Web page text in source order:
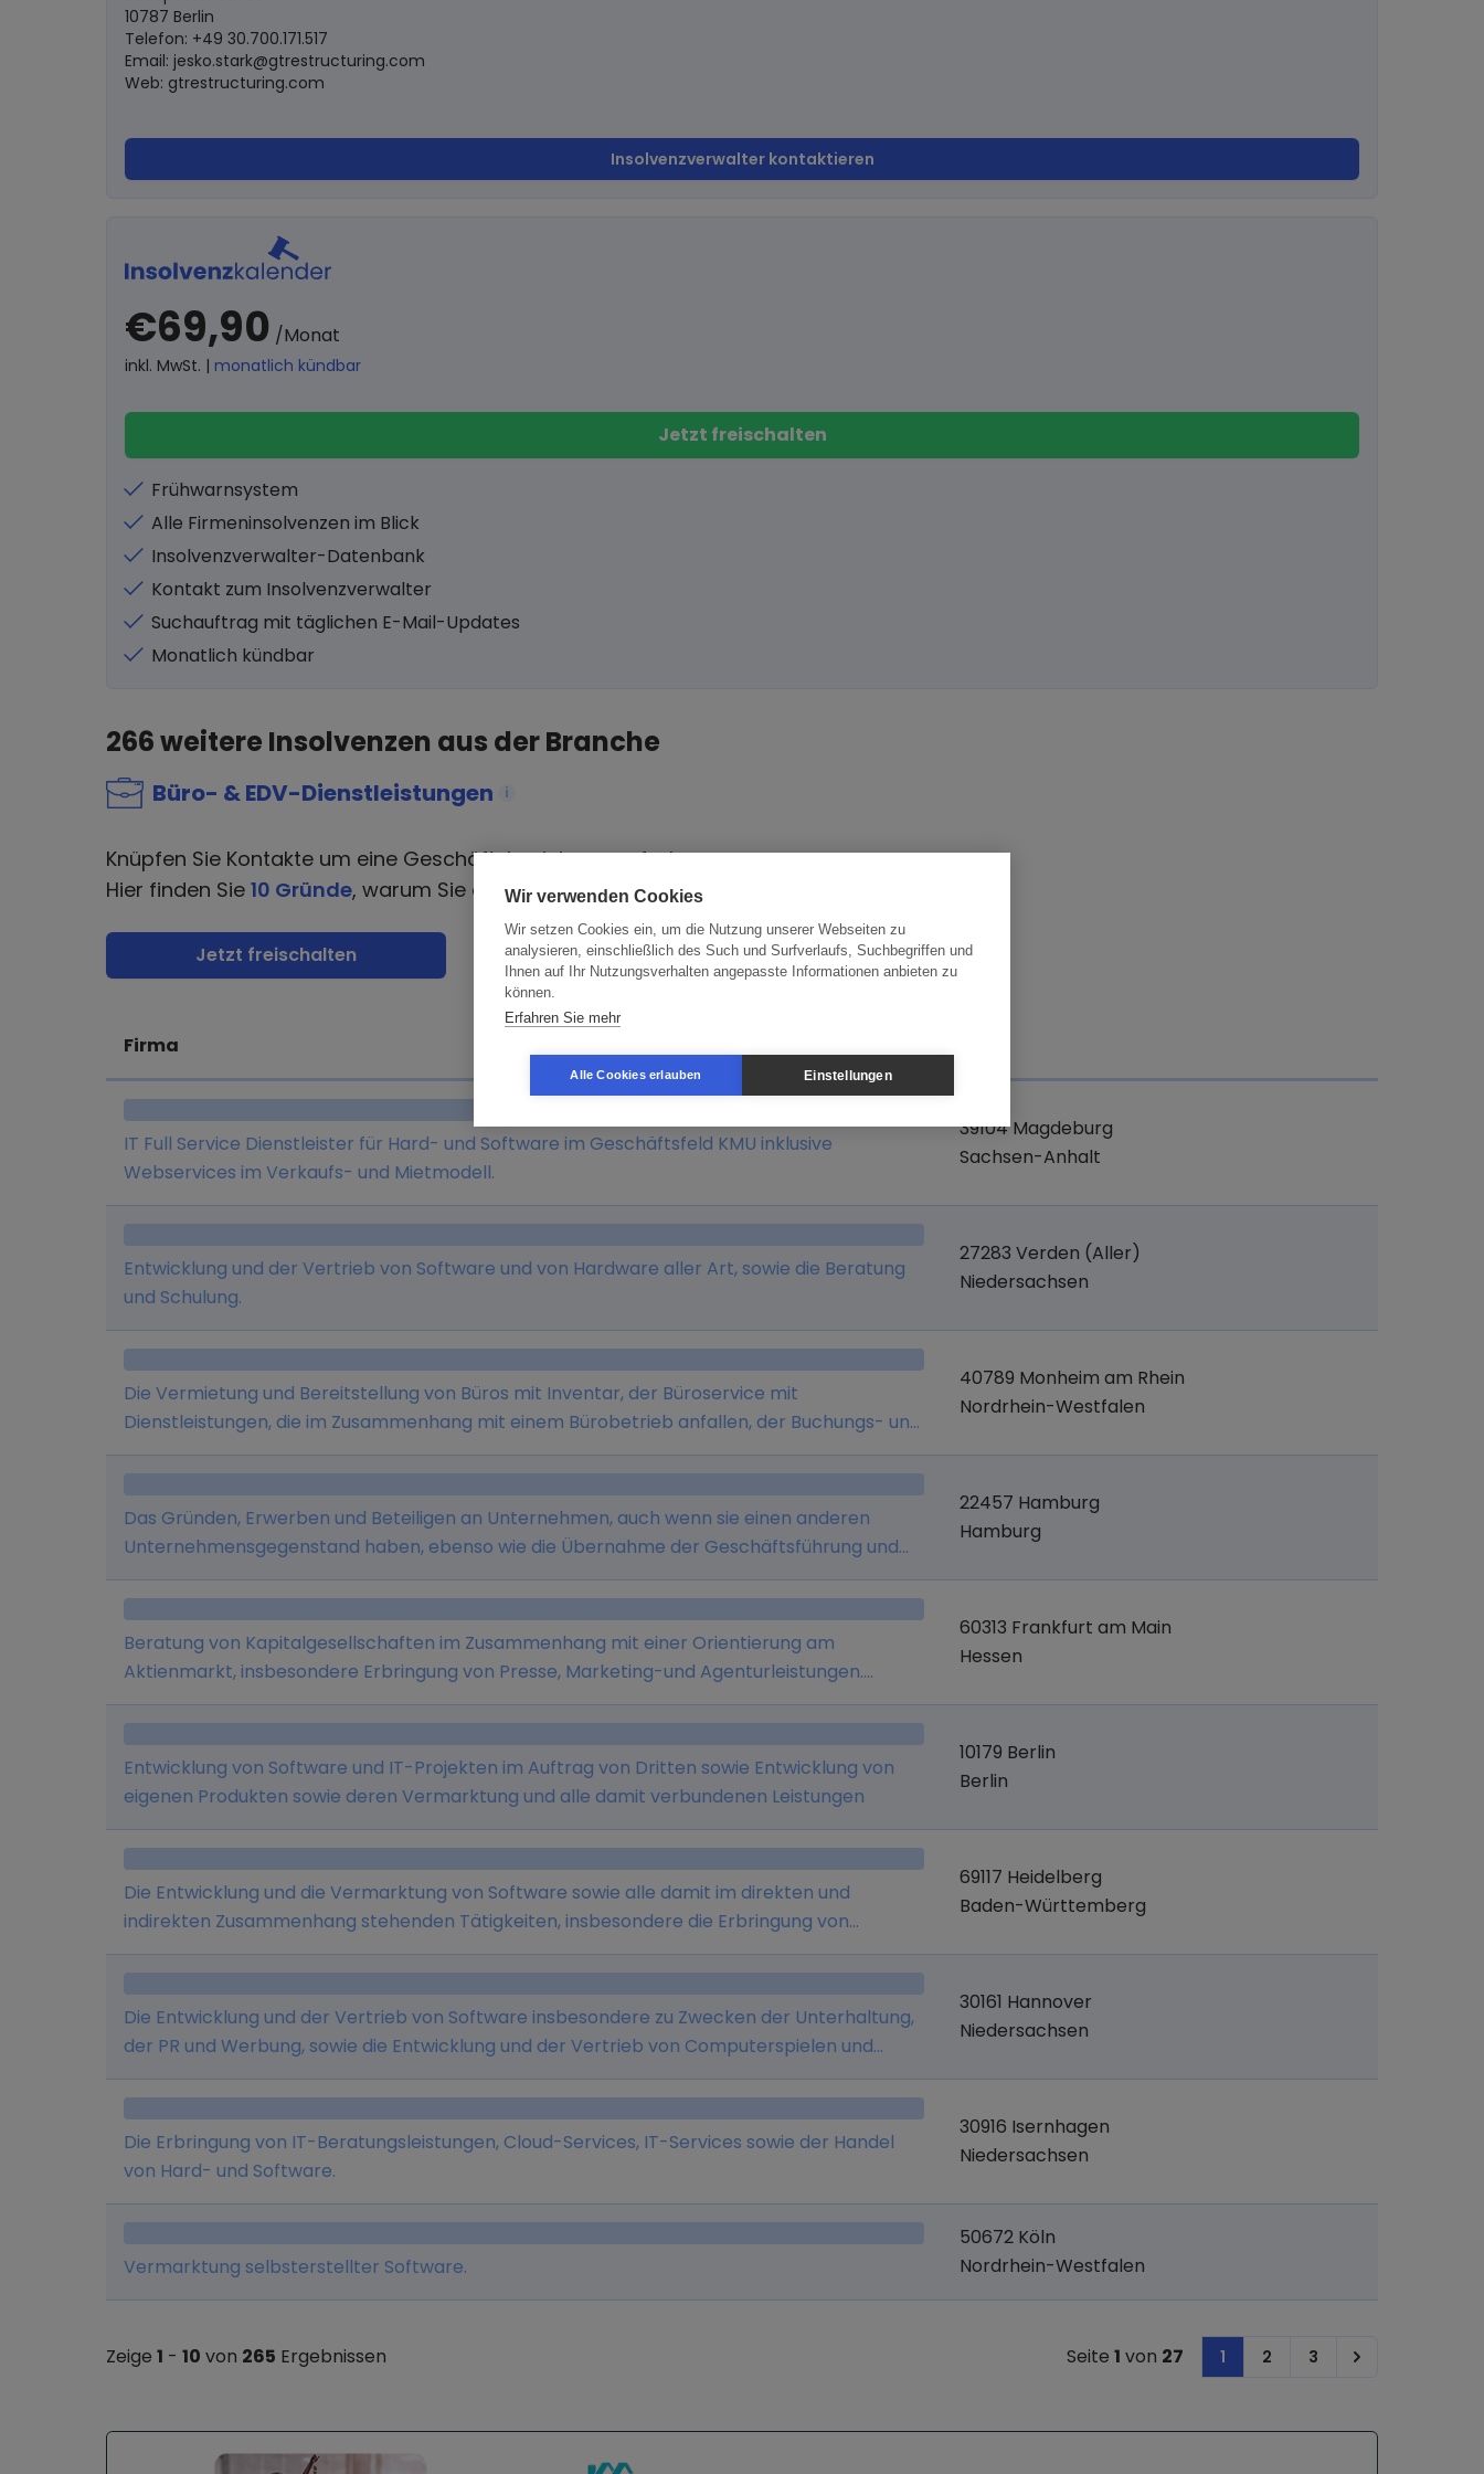
10787 Berlin
Telefon: +49 30.700.171.517
Email: jesko.stark@gtrestructuring.com
Web: gtrestructuring.com
Insolvenzverwalter kontaktieren
€69,90 /Monat
inkl. MwSt. | monatlich kündbar
Jetzt freischalten
Frühwarnsystem
Alle Firmeninsolvenzen im Blick
Insolvenzverwalter-Datenbank
Kontakt zum Insolvenzverwalter
Suchauftrag mit täglichen E-Mail-Updates
Monatlich kündbar
266weitere Insolvenzen aus der Branche
Büro- & EDV-Dienstleistungen i
Knüpfen Sie Kontakte um eine Geschäftsbeziehung aufzubauen.
Hier finden Sie 10 Gründe, warum Sie diese Chance nutzen sollten.
Jetzt freischalten
Firma
IT Full Service Dienstleister für Hard- und Software im Geschäftsfeld KMU inklusive
Webservices im Verkaufs- und Mietmodell.
39104 Magdeburg
Sachsen-Anhalt
Entwicklung und der Vertrieb von Software und von Hardware aller Art, sowie die Beratung
und Schulung.
27283 Verden (Aller)
Niedersachsen
Die Vermietung und Bereitstellung von Büros mit Inventar, der Büroservice mit
Dienstleistungen, die im Zusammenhang mit einem Bürobetrieb anfallen, der Buchungs- und
Kontierungsservice ohne Beratung, Übersetzungsservice, Organisation und Ablage von
40789 Monheim am Rhein
Nordrhein-Westfalen
Das Gründen, Erwerben und Beteiligen an Unternehmen, auch wenn sie einen anderen
Unternehmensgegenstand haben, ebenso wie die Übernahme der Geschäftsführung und
Verwaltung solcher Unternehmen sowie das Abschließen von Unternehmensverträgen.
Ferner ist die Gesellschaft berechtigt, Dienstleistungen für verbundene Unternehmen zu
erbringen - insbesondere in den Bereichen Management, Personal, Marketing, Controlling,
IT, Verwaltung und strategische Entwicklung.
22457 Hamburg
Hamburg
Beratung von Kapitalgesellschaften im Zusammenhang mit einer Orientierung am
Aktienmarkt, insbesondere Erbringung von Presse, Marketing-und Agenturleistungen.
Außerdem werden Mittel eingeworben, um Unternehmensbeteiligungen, verzinsliche
60313 Frankfurt am Main
Hessen
Entwicklung von Software und IT-Projekten im Auftrag von Dritten sowie Entwicklung von
eigenen Produkten sowie deren Vermarktung und alle damit verbundenen Leistungen
10179 Berlin
Berlin
Die Entwicklung und die Vermarktung von Software sowie alle damit im direkten und
indirekten Zusammenhang stehenden Tätigkeiten, insbesondere die Erbringung von
ergänzenden Beratungsleistungen.
69117 Heidelberg
Baden-Württemberg
Die Entwicklung und der Vertrieb von Software insbesondere zu Zwecken der Unterhaltung,
der PR und Werbung, sowie die Entwicklung und der Vertrieb von Computerspielen und
anderen Softwareprodukten für Online- und Offline-Vermarktungsplattformen sowie der
Betrieb von Onlineportalen und Onlineservices.
30161 Hannover
Niedersachsen
Die Erbringung von IT-Beratungsleistungen, Cloud-Services, IT-Services sowie der Handel
von Hard- und Software.
30916 Isernhagen
Niedersachsen
Vermarktung selbsterstellter Software.
50672 Köln
Nordrhein-Westfalen
Zeige 1 - 10 von 265 Ergebnissen Seite 1 von 27 1 2 3 Next
Wir verwenden Cookies
Wir setzen Cookies ein, um die Nutzung unserer Webseiten zu
analysieren, einschließlich des Such und Surfverlaufs, Suchbegriffen und
Ihnen auf Ihr Nutzungsverhalten angepasste Informationen anbieten zu
können.
Erfahren Sie mehr
Alle Cookies erlauben Einstellungen